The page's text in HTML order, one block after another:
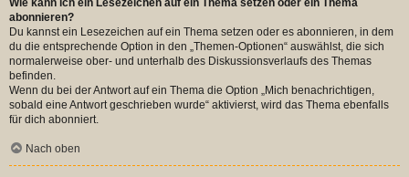
abonnieren?
Du kannst ein Lesezeichen auf ein Thema setzen oder es abonnieren, in dem
du die entsprechende Option in den „Themen-Optionen“ auswählst, die sich
normalerweise ober- und unterhalb des Diskussionsverlaufs des Themas
befinden.
Wenn du bei der Antwort auf ein Thema die Option „Mich benachrichtigen,
sobald eine Antwort geschrieben wurde“ aktivierst, wird das Thema ebenfalls
für dich abonniert.
Nach oben